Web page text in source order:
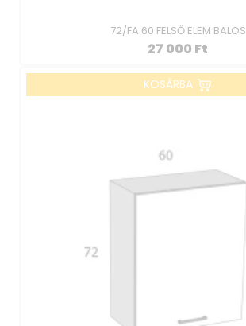
72/FA 60 FELSŐ ELEM BALOS
27 000 Ft
KOSÁRBA